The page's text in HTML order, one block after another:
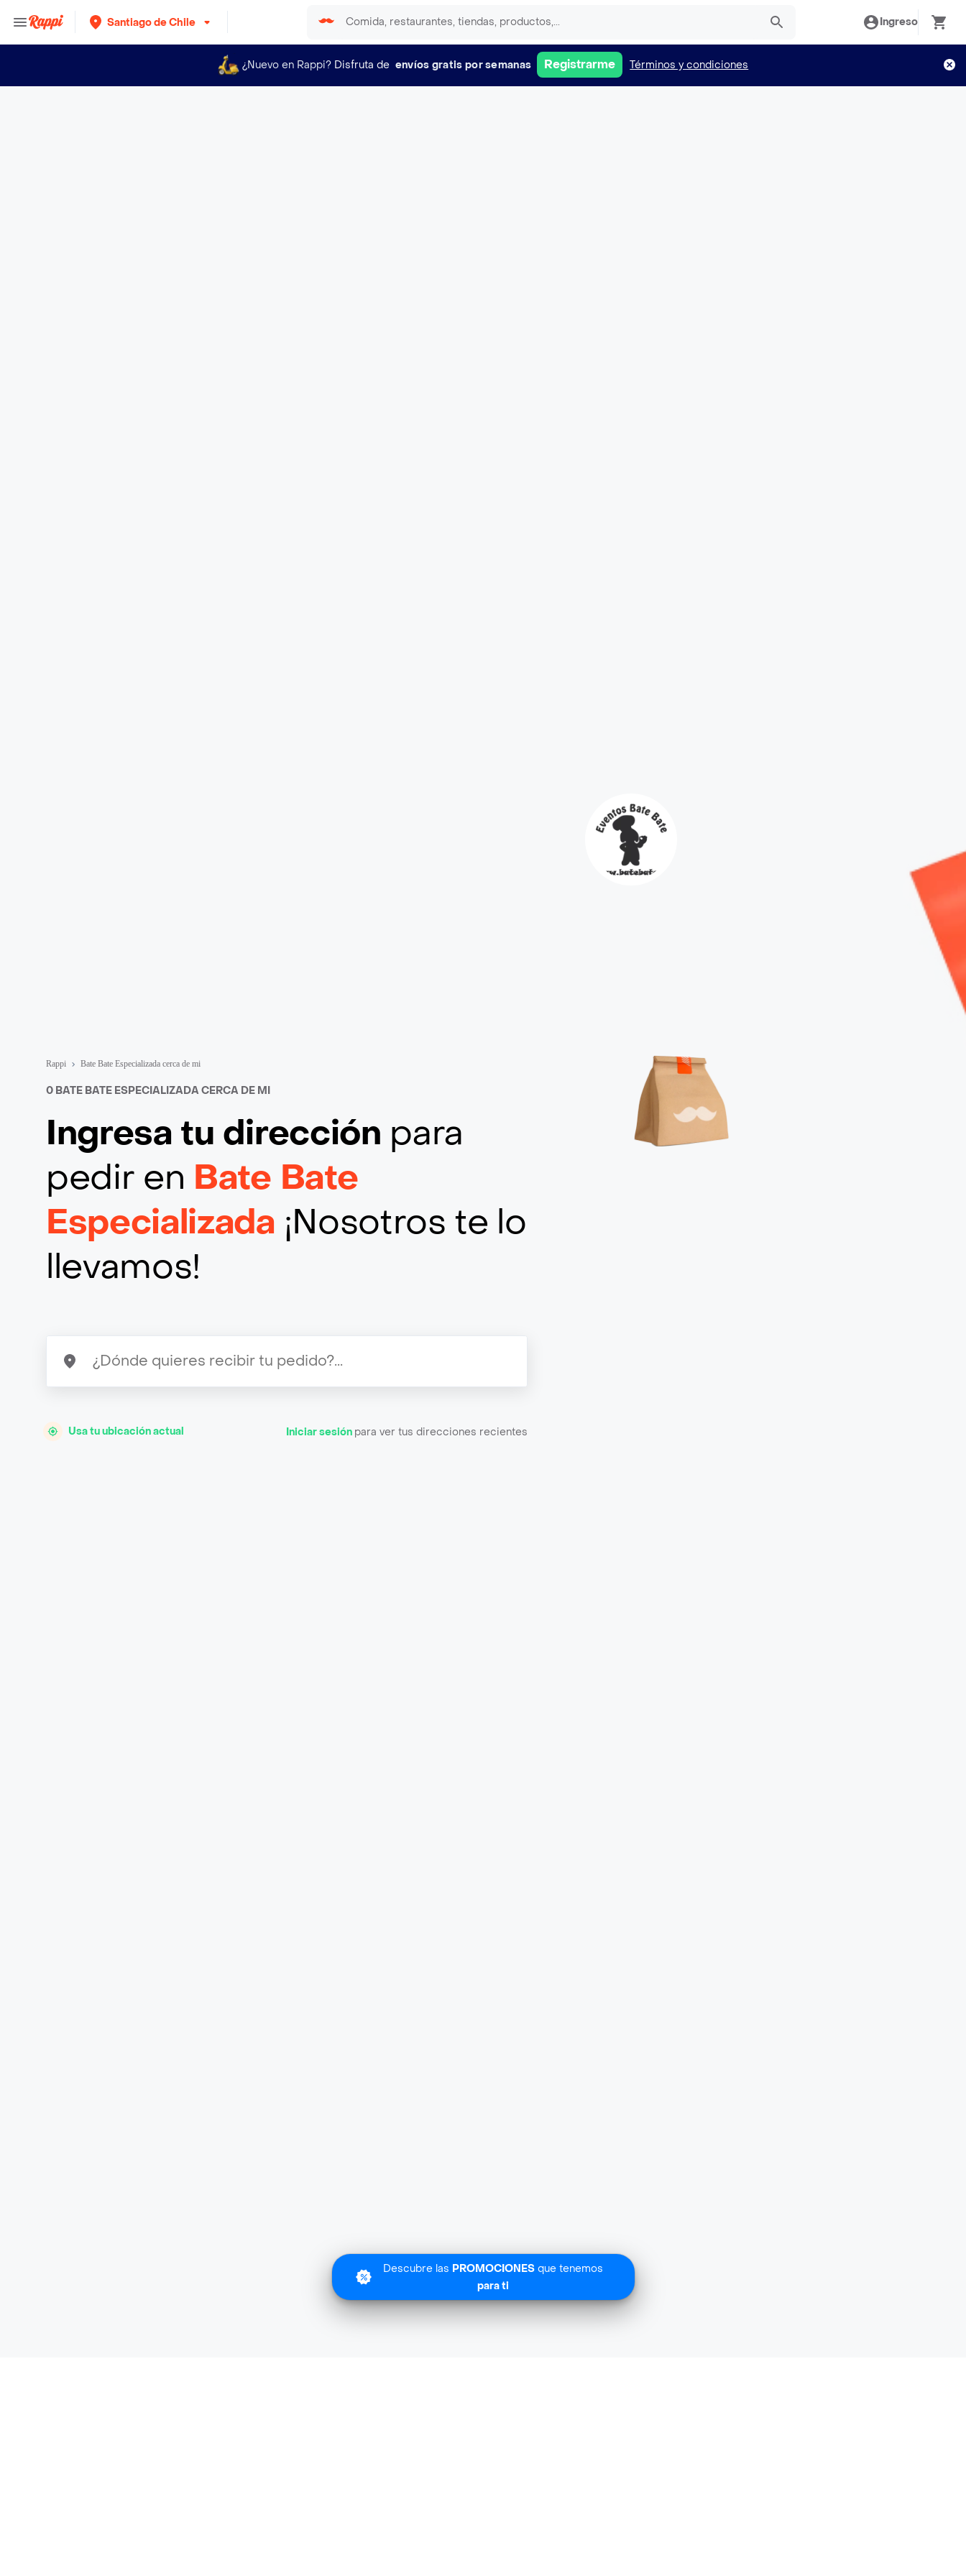
Santiago de Chile Ingreso
Descubre las PROMOCIONES que tenemos
para ti
¿Nuevo en Rappi? Disfruta de envíos gratis por semanas Registrarme Términos y condiciones
Rappi Bate Bate Especializada cerca de mi
0 BATE BATE ESPECIALIZADA CERCA DE MI
Ingresa tu dirección para
pedir en Bate Bate
Especializada ¡Nosotros te lo
llevamos!
Usa tu ubicación actual Iniciar sesión para ver tus direcciones recientes